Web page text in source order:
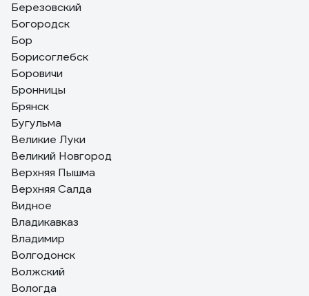
Березовский
Богородск
Бор
Борисоглебск
Боровичи
Бронницы
Брянск
Бугульма
Великие Луки
Великий Новгород
Верхняя Пышма
Верхняя Салда
Видное
Владикавказ
Владимир
Волгодонск
Волжский
Вологда